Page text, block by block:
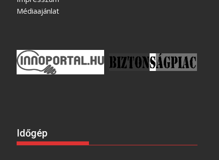
Médiaajánlat
Időgép